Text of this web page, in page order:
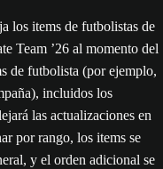
los items de futbolistas de
Team ’26 al momento del
de futbolista (por ejemplo,
incluidos los
las actualizaciones en
por rango, los items se
y el orden adicional se